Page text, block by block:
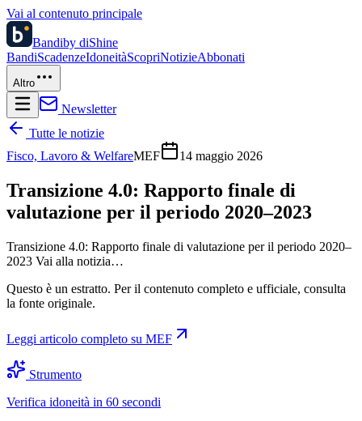
Vai al contenuto principale
Bandiby diShine
BandiScadenzeIdoneitàScopriNotizieAbbonati
Altro
Newsletter
Tutte le notizie
Fisco, Lavoro & WelfareMEF 14 maggio 2026
Transizione 4.0: Rapporto finale di
valutazione per il periodo 2020–2023
Transizione 4.0: Rapporto finale di valutazione per il periodo 2020–
2023 Vai alla notizia…
Questo è un estratto. Per il contenuto completo e ufficiale, consulta
la fonte originale.
Leggi articolo completo su MEF
Strumento
Verifica idoneità in 60 secondi